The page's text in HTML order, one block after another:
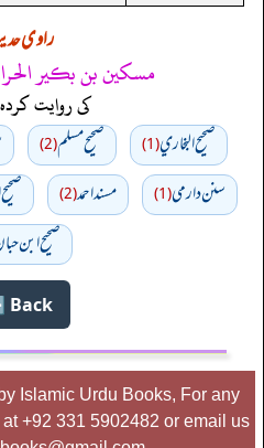
راوی
مسكين بن بكير
کی روایت
صحيح البخاري(1) صحيح مسلم(2)
سنن دارمي(1) مسند احمد(2)
صحیح ابن
Back ⬅️
Islamic Urdu Books, For any
+92 331 5902482 or email us